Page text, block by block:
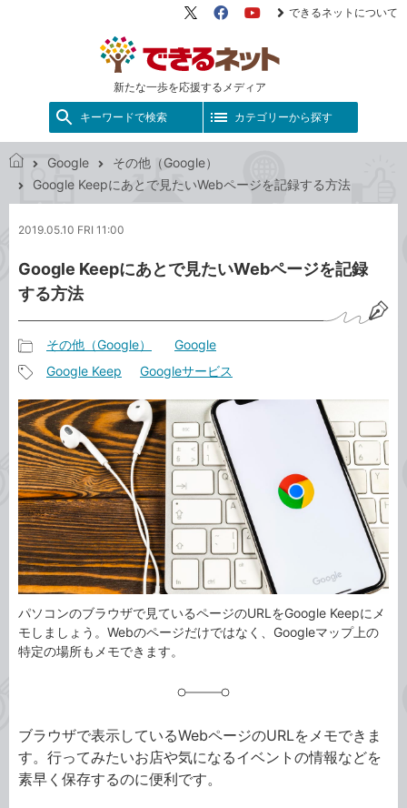
新たな一歩を応援するメディア
X（旧
FacebookYouTube
できるネットについて
キーワードで検索 カテゴリーから探す
で
ネ
ト
Google
その他（Google）
Google Keepにあとで見たいWebページを記録する方法
2019.05.10 FRI 11:00
Google Keepにあとで見たいWebページを記録
する方法
事
カ
テ
ゴ
リ
その他（Google） Google
事
タ
グ
Google Keep Googleサービス
パソコンのブラウザで見ているページのURLをGoogle Keepにメ
モしましょう。Webのページだけではなく、Googleマップ上の
特定の場所もメモできます。
ブラウザで表示しているWebページのURLをメモできま
す。行ってみたいお店や気になるイベントの情報などを
素早く保存するのに便利です。